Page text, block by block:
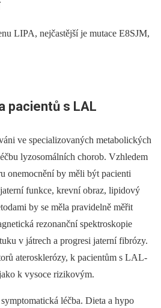
LIPA, nejčastější je mutace E8SJM,
pacientů s LAL
ve specializovaných metabolických
lyzosomálních chorob. Vzhledem
onemocnění by měli být pacienti
funkce, krevní obraz, lipidový
by se měla pravidelně měřit
rezonanční spektroskopie
v játrech a progresi jaterní fibrózy.
aterosklerózy, k pacientům s LAL-
k vysoce rizikovým.
léčba. Dieta a hypo­